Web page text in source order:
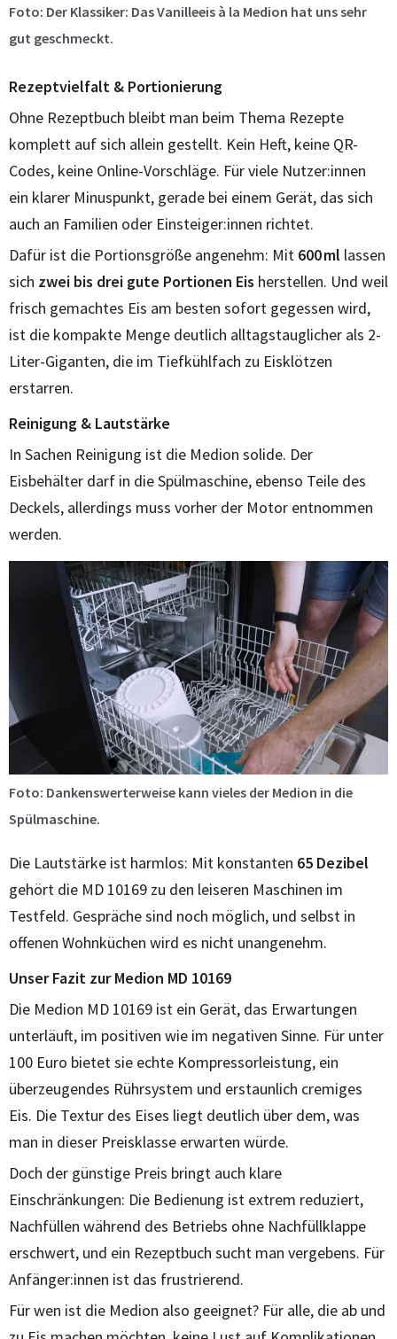
Foto: Der Klassiker: Das Vanilleeis à la Medion hat uns sehr
gut geschmeckt.
Rezeptvielfalt & Portionierung
Ohne Rezeptbuch bleibt man beim Thema Rezepte
komplett auf sich allein gestellt. Kein Heft, keine QR-
Codes, keine Online-Vorschläge. Für viele Nutzer:innen
ein klarer Minuspunkt, gerade bei einem Gerät, das sich
auch an Familien oder Einsteiger:innen richtet.
Dafür ist die Portionsgröße angenehm: Mit 600 ml lassen
sich zwei bis drei gute Portionen Eis herstellen. Und weil
frisch gemachtes Eis am besten sofort gegessen wird,
ist die kompakte Menge deutlich alltagstauglicher als 2-
Liter-Giganten, die im Tiefkühlfach zu Eisklötzen
erstarren.
Reinigung & Lautstärke
In Sachen Reinigung ist die Medion solide. Der
Eisbehälter darf in die Spülmaschine, ebenso Teile des
Deckels, allerdings muss vorher der Motor entnommen
werden.
Foto: Dankenswerterweise kann vieles der Medion in die
Spülmaschine.
Die Lautstärke ist harmlos: Mit konstanten 65 Dezibel
gehört die MD 10169 zu den leiseren Maschinen im
Testfeld. Gespräche sind noch möglich, und selbst in
offenen Wohnküchen wird es nicht unangenehm.
Unser Fazit zur Medion MD 10169
Die Medion MD 10169 ist ein Gerät, das Erwartungen
unterläuft, im positiven wie im negativen Sinne. Für unter
100 Euro bietet sie echte Kompressorleistung, ein
überzeugendes Rührsystem und erstaunlich cremiges
Eis. Die Textur des Eises liegt deutlich über dem, was
man in dieser Preisklasse erwarten würde.
Doch der günstige Preis bringt auch klare
Einschränkungen: Die Bedienung ist extrem reduziert,
Nachfüllen während des Betriebs ohne Nachfüllklappe
erschwert, und ein Rezeptbuch sucht man vergebens. Für
Anfänger:innen ist das frustrierend.
Für wen ist die Medion also geeignet? Für alle, die ab und